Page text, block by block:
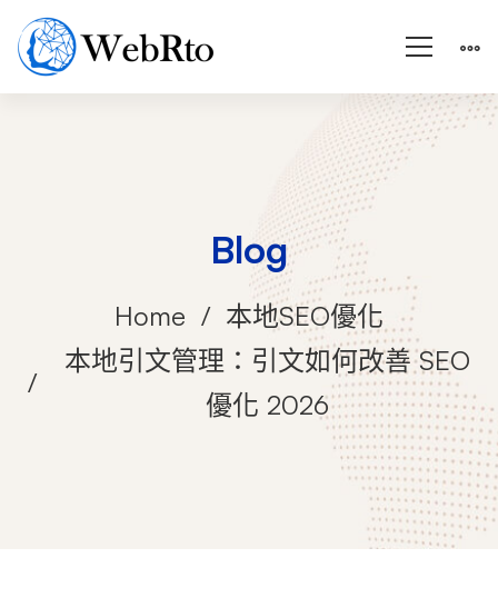
Blog
Home
本地SEO優化
本地引文管理：引文如何改善 SEO
優化 2026